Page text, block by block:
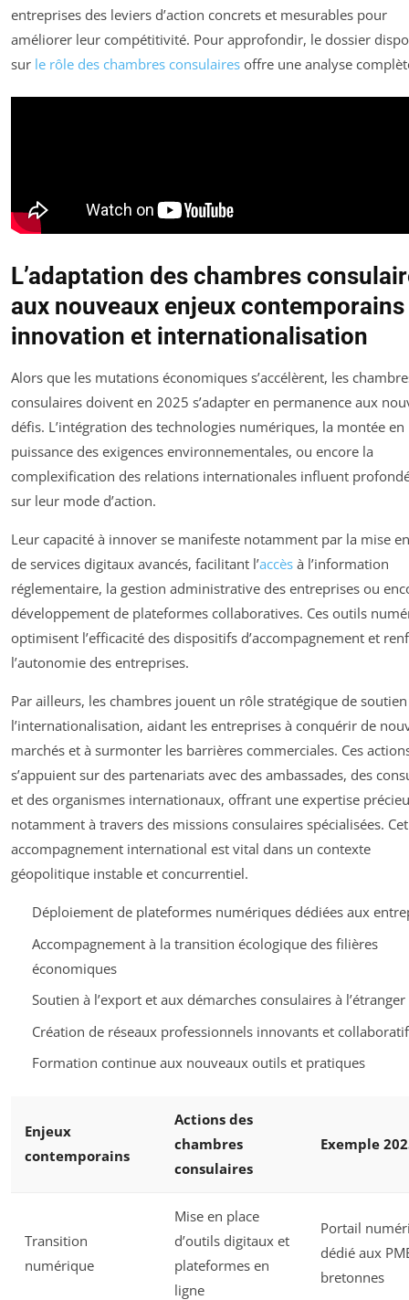
entreprises des leviers d’action concrets et mesurables pour
améliorer leur compétitivité. Pour approfondir, le dossier
sur le rôle des chambres consulaires offre une analyse
L’adaptation des chambres
aux nouveaux enjeux contemporains
innovation et internationalisation
Alors que les mutations économiques s’accélèrent, les
consulaires doivent en 2025 s’adapter en permanence aux
défis. L’intégration des technologies numériques, la montée en
puissance des exigences environnementales, ou encore la
complexification des relations internationales influent
sur leur mode d’action.
Leur capacité à innover se manifeste notamment par la mise
de services digitaux avancés, facilitant l’accès à l’information
réglementaire, la gestion administrative des entreprises ou
développement de plateformes collaboratives. Ces outils
optimisent l’efficacité des dispositifs d’accompagnement et
l’autonomie des entreprises.
Par ailleurs, les chambres jouent un rôle stratégique de
l’internationalisation, aidant les entreprises à conquérir de
marchés et à surmonter les barrières commerciales. Ces
s’appuient sur des partenariats avec des ambassades, des
et des organismes internationaux, offrant une expertise
notamment à travers des missions consulaires spécialisées. Cet
accompagnement international est vital dans un contexte
géopolitique instable et concurrentiel.
Déploiement de plateformes numériques dédiées aux
Accompagnement à la transition écologique des filières
économiques
Soutien à l’export et aux démarches consulaires à l’étranger
Création de réseaux professionnels innovants et
Formation continue aux nouveaux outils et pratiques
Enjeux
contemporains
Actions des
chambres
consulaires
Exemple
Transition
numérique
Mise en place
d’outils digitaux et
plateformes en
ligne
Portail
dédié aux
bretonnes